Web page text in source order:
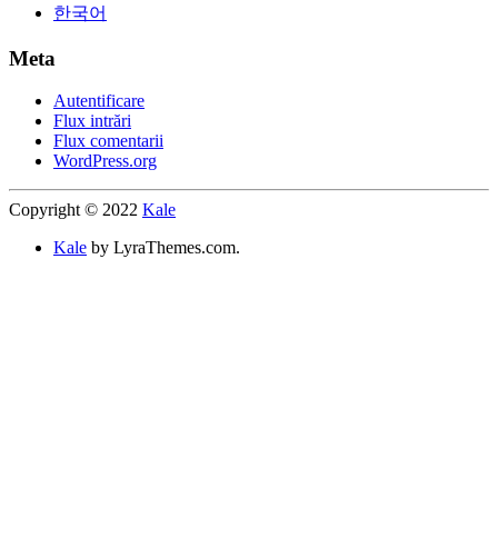
한국어
Meta
Autentificare
Flux intrări
Flux comentarii
WordPress.org
Copyright © 2022 Kale
Kale by LyraThemes.com.